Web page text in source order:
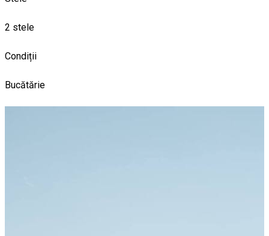
2 stele
Condiții
Bucătărie